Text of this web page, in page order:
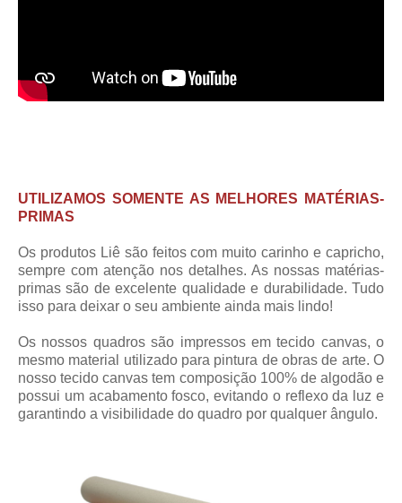
UTILIZAMOS SOMENTE AS MELHORES MATÉRIAS-
PRIMAS
Os produtos Liê são feitos com muito carinho e capricho,
sempre com atenção nos detalhes. As nossas matérias-
primas são de excelente qualidade e durabilidade. Tudo
isso para deixar o seu ambiente ainda mais lindo!
Os nossos quadros são impressos em tecido canvas, o
mesmo material utilizado para pintura de obras de arte. O
nosso tecido canvas tem composição 100% de algodão e
possui um acabamento fosco, evitando o reflexo da luz e
garantindo a visibilidade do quadro por qualquer ângulo.